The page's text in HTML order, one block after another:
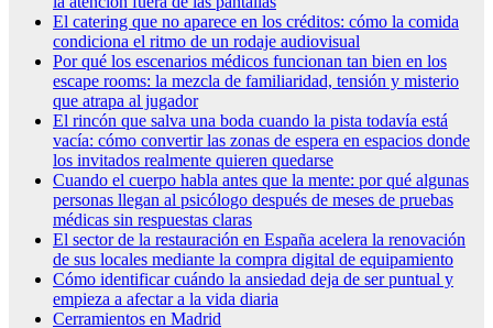
El catering que no aparece en los créditos: cómo la comida
condiciona el ritmo de un rodaje audiovisual
Por qué los escenarios médicos funcionan tan bien en los
escape rooms: la mezcla de familiaridad, tensión y misterio
que atrapa al jugador
El rincón que salva una boda cuando la pista todavía está
vacía: cómo convertir las zonas de espera en espacios donde
los invitados realmente quieren quedarse
Cuando el cuerpo habla antes que la mente: por qué algunas
personas llegan al psicólogo después de meses de pruebas
médicas sin respuestas claras
El sector de la restauración en España acelera la renovación
de sus locales mediante la compra digital de equipamiento
Cómo identificar cuándo la ansiedad deja de ser puntual y
empieza a afectar a la vida diaria
Cerramientos en Madrid